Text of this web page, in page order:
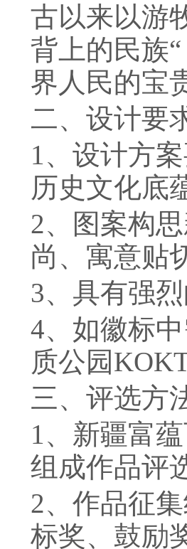
古以来以游
背上的民族“
界人民的宝
二、设计要
1、设计方
历史文化底
2、图案构
尚、寓意贴
3、具有强
4、如徽标
质公园
三、评选方
1、新疆富
组成作品评
2、作品征
标奖、鼓励